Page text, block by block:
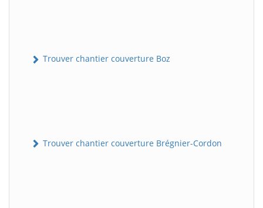
Trouver chantier couverture Boz
Trouver chantier couverture Brégnier-Cordon